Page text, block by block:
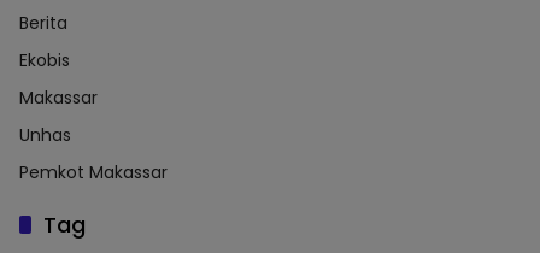
Berita
Ekobis
Makassar
Unhas
Pemkot Makassar
Tag